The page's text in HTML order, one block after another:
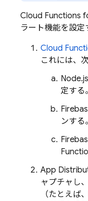
Cloud Functions
ラート機能を設定
Cloud
これには、
定する。
ンする。
App
ャプチャし
（たとえば